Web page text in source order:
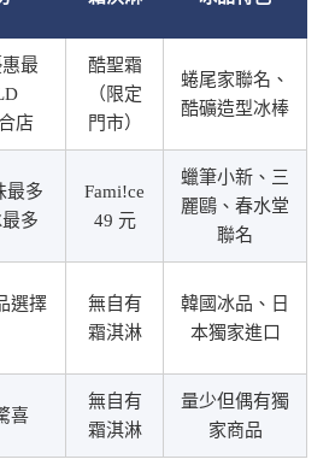
最
店
酷聖霜
（限定
門市）
蜷尾家聯名、
酷礦造型冰棒
最多
多
Fami!ce
49 元
蠟筆小新、三
麗鷗、春水堂
聯名
選擇
無自有
霜淇淋
韓國冰品、日
本獨家進口
喜
無自有
霜淇淋
量少但偶有獨
家商品